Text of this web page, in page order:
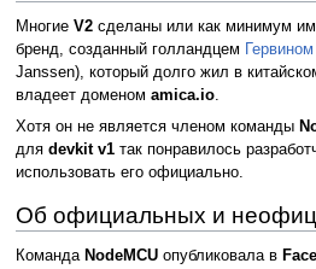
Многие V2сделаны или как минимум
бренд, созданный голландцем
Janssen), который долго жил в
владеет доменом amica.io.
Хотя он не является членом команды
для devkit v1так понравилось
использовать его официально.
Об официальных и
Команда NodeMCUопубликовала в